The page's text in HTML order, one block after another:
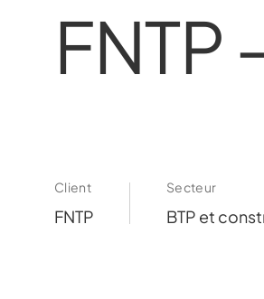
FNTP
Client
FNTP
Secteur
BTP et